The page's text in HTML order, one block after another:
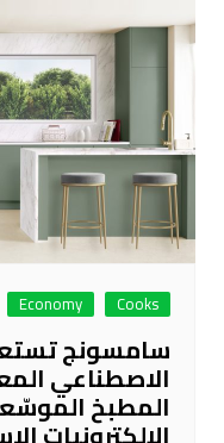
Cooks
Economy
سامسونج
الاصطناعي
المطبخ